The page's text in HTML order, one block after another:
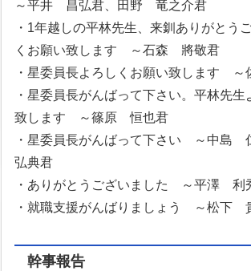
～平井 昌弘君、田野 竜之介君
・1年越しの平林先生、来釧ありがとう
くお願い致します ～石森 將敬君
・星委員長よろしくお願い致します
・星委員長がんばって下さい。平林先生
致します ～篠原 恒也君
・星委員長がんばって下さい ～中島
弘典君
・ありがとうございました ～平澤 利
・就職支援がんばりましょう ～松下
幹事報告